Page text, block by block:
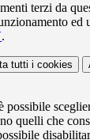
terzi da
.
tutti i cookies
possibile
quelli che